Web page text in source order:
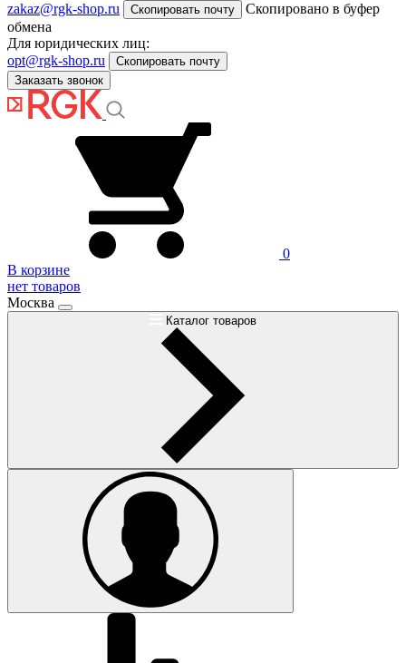
zakaz@rgk-shop.ru
Скопировать почту
Скопировано в буфер
обмена
Для юридических лиц:
opt@rgk-shop.ru
Скопировать почту
Заказать звонок
0
В корзине
нет товаров
Москва
Каталог товаров